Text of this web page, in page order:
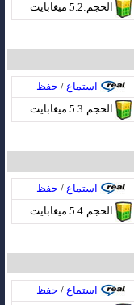
الحجم:5.2 ميغابايت
استماع / حفظ
الحجم:5.3 ميغابايت
استماع / حفظ
الحجم:5.4 ميغابايت
استماع / حفظ